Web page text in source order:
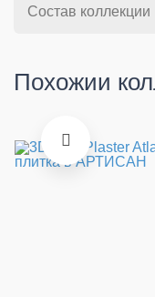
Состав коллекции
Похожии